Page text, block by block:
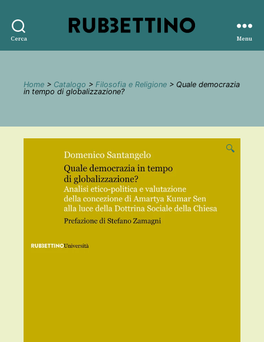
Cerca
editore
Menu
Home > Catalogo > Filosofia e Religione > Quale democrazia
in tempo di globalizzazione?
🔍